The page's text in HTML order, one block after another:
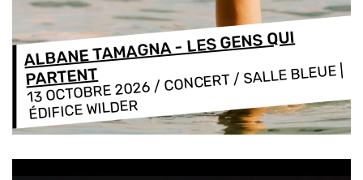
ALBANE TAMAGNA - LES GENS QUI
PARTENT
13 OCTOBRE 2026/ CONCERT / SALLE BLEUE |
ÉDIFICE WILDER